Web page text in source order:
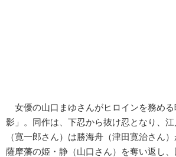
女優の山口まゆさんがヒロインを務める
影」。同作は、下忍から抜け忍となり、
（寛一郎さん）は勝海舟（津田寛治さん
薩摩藩の姫・静（山口さん）を奪い返し